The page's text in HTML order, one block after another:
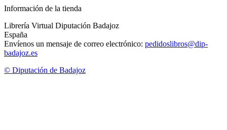
Información de la tienda
Librería Virtual Diputación Badajoz
España
Envíenos un mensaje de correo electrónico: pedidoslibros@dip-
badajoz.es
© Diputación de Badajoz